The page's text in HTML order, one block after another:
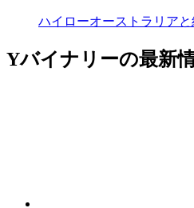
ハイローオーストラリア
Yバイナリーの最新